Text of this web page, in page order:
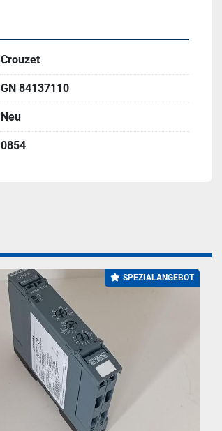
Crouzet
GN 84137110
Neu
0854
SPEZIALANGEBOT